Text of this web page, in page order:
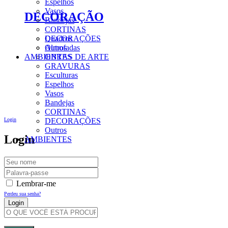
Vasos
Bandejas
CORTINAS
DECORAÇÕES
Outros
AMBIENTES
Login
Login
Lembrar-me
Perdeu sua senha?
Criar Uma Conta
DECORAÇÃO
Quadros
Almofadas
OBRAS DE ARTE
GRAVURAS
Esculturas
Espelhos
Vasos
Bandejas
CORTINAS
DECORAÇÕES
Outros
AMBIENTES